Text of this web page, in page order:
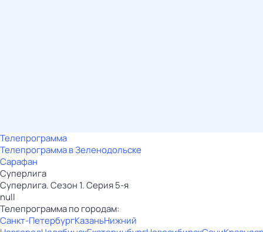
Телепрограмма
Телепрограмма в Зеленодольске
Сарафан
Суперлига
Суперлига. Сезон 1. Серия 5-я
null
Телепрограмма по городам:
Санкт-ПетербургКазаньНижний